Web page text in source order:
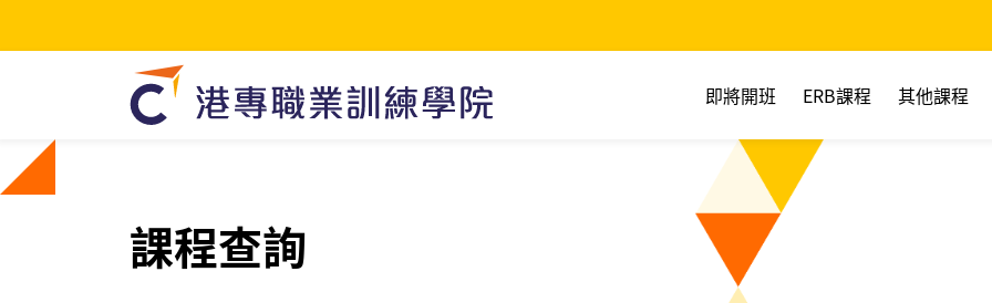
即將開班 ERB課程 其他課程
課程查詢